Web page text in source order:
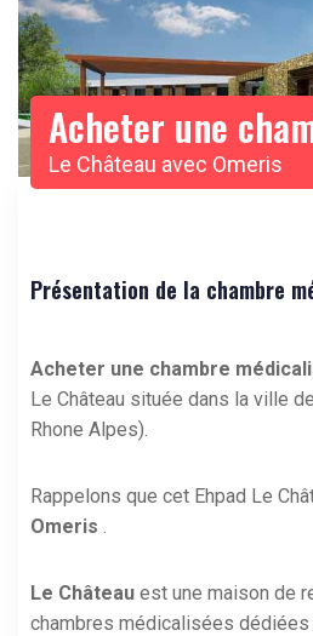
Acheter une
Le Château avec Omeris
Présentation de la chambre
Acheter une chambre
Le Château située dans la ville
Rhone Alpes).
Rappelons que cet Ehpad Le
Omeris
Le Château est une maison de
chambres médicalisées